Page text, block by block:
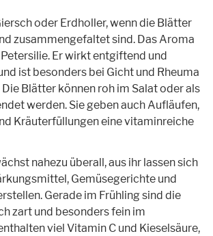
oder Erdholler, wenn die Blätter
zusammengefaltet sind. Das Aroma
Er wirkt entgiftend und
ist besonders bei Gicht und Rheuma
Blätter können roh im Salat oder als
werden. Sie geben auch Aufläufen,
Kräuterfüllungen eine vitaminreiche
nahezu überall, aus ihr lassen sich
Gemüsegerichte und
Gerade im Frühling sind die
zart und besonders fein im
viel Vitamin C und Kieselsäure,